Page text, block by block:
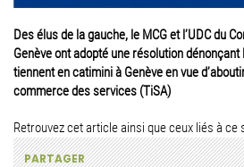
Des élus de la gauche, le MCG et l’UDC du
Genève ont adopté une résolution
tiennent en catimini à Genève en vue
commerce des services (TiSA)
Retrouvez cet article ainsi que ceux liés à ce
PARTAGER